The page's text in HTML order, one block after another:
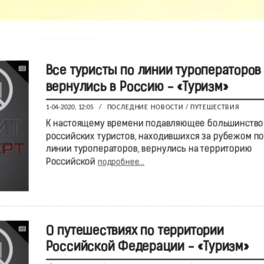
Все туристы по линии туроператоров
вернулись в Россию - «Туризм»
1-04-2020, 12:05 / ПОСЛЕДНИЕ НОВОСТИ / ПУТЕШЕСТВИЯ
К настоящему времени подавляющее большинство
российских туристов, находившихся за рубежом по
линии туроператоров, вернулись на территорию
Российской подробнее...
О путешествиях по территории
Российской Федерации - «Туризм»